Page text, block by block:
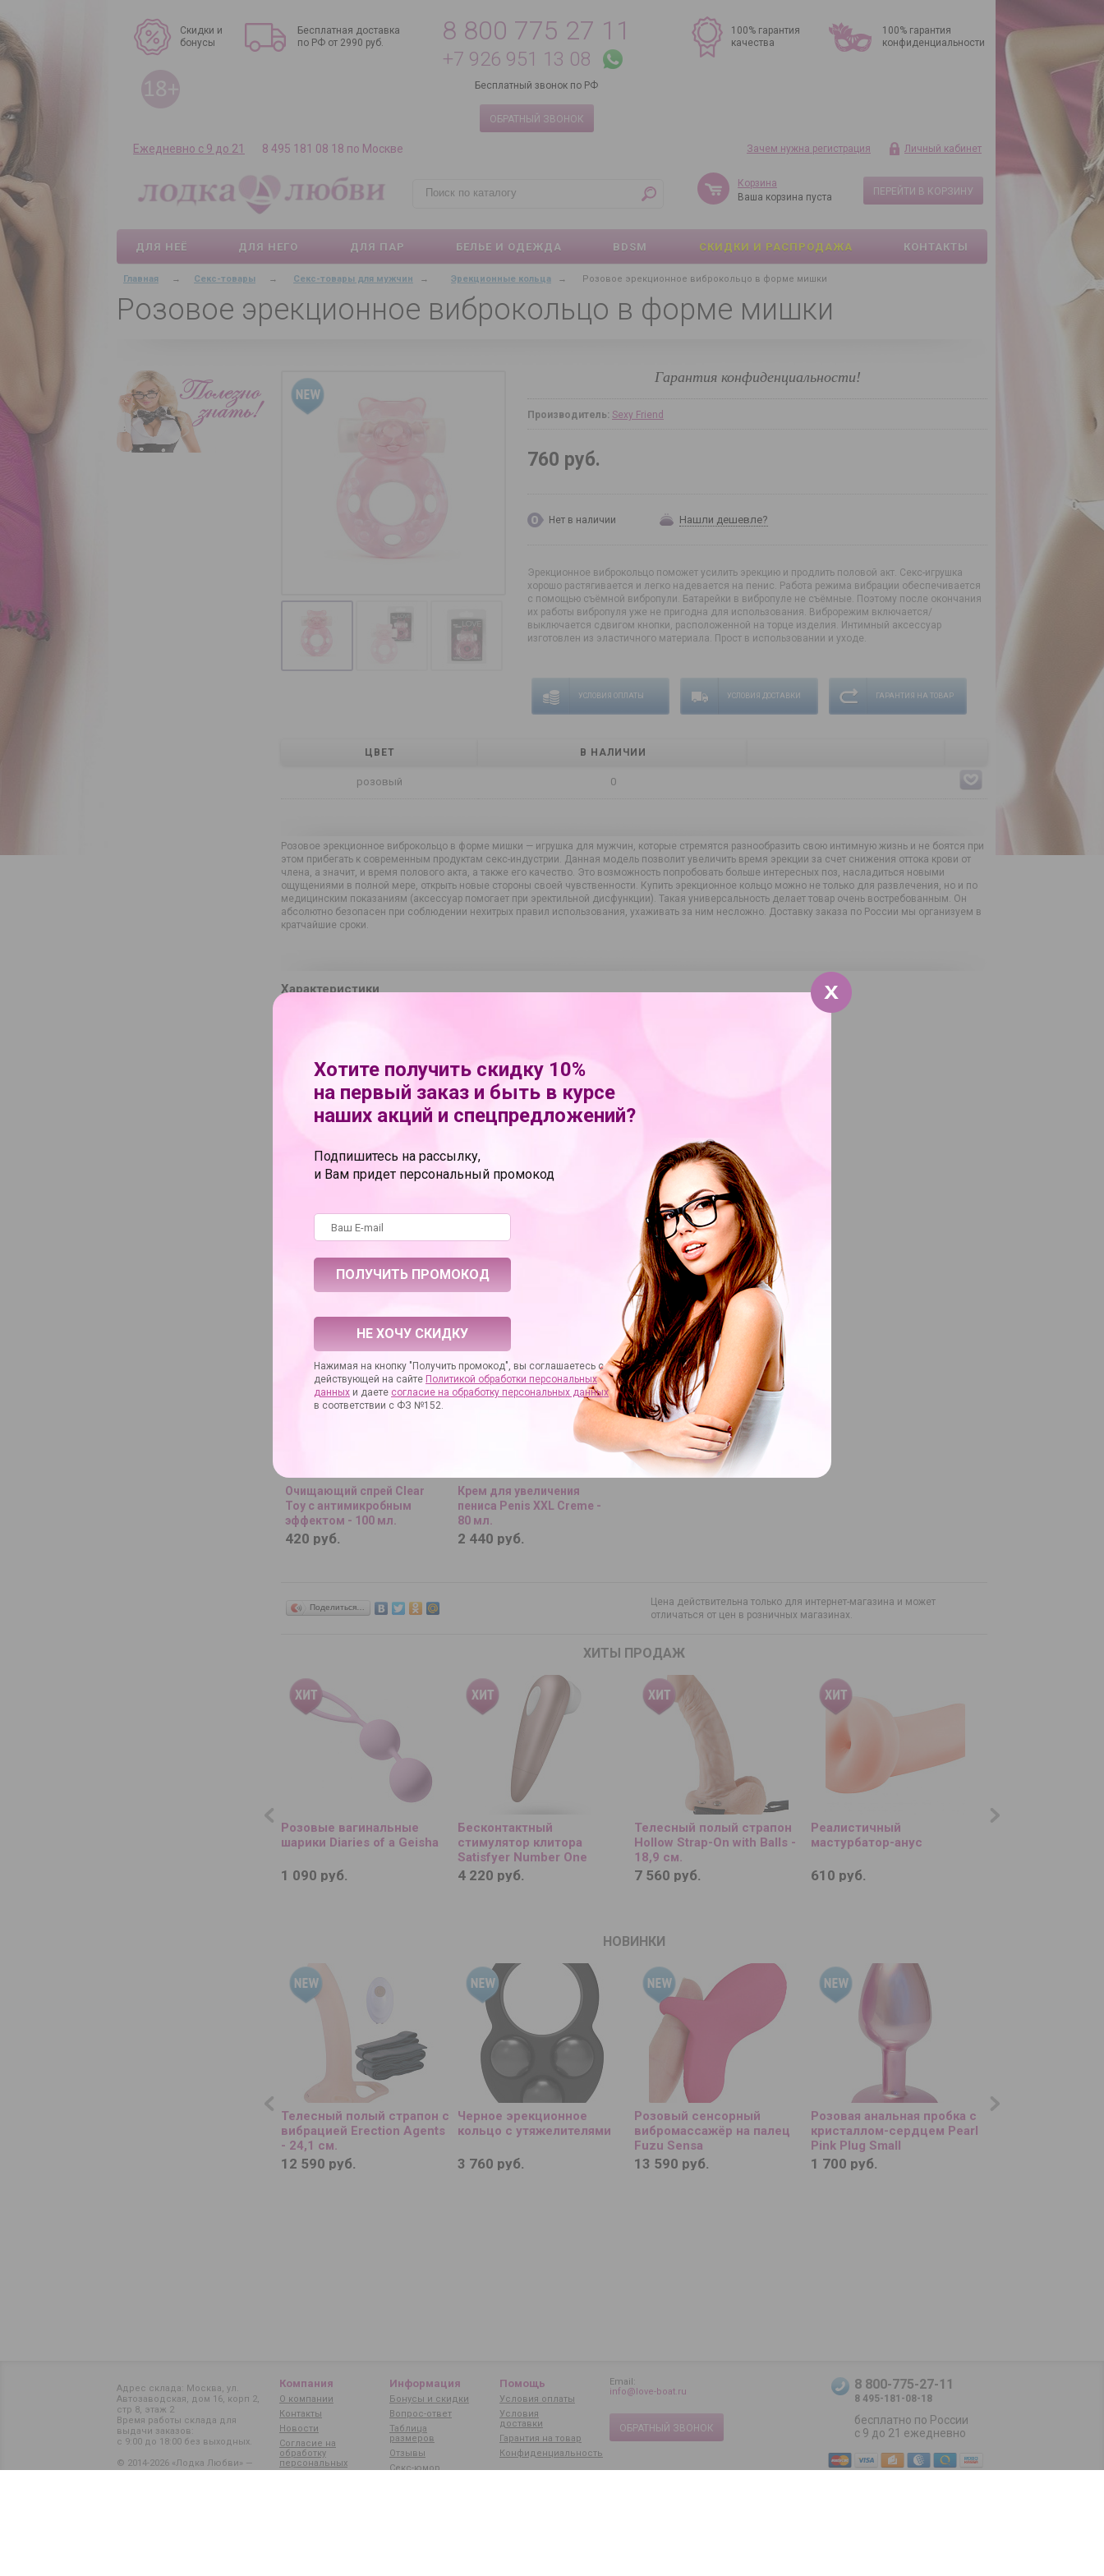
Скидки и
бонусы
Бесплатная доставка
по РФ от 2990 руб.
8 800 775 27 11
+7 926 951 13 08
Бесплатный звонок по РФ
ОБРАТНЫЙ ЗВОНОК
100% гарантия
качества
100% гарантия
конфиденциальности
Зачем нужна регистрация Личный кабинет
Ежедневно с 9 до 21 8 495 181 08 18 по Москве
Корзина
Ваша корзина пуста
ПЕРЕЙТИ В КОРЗИНУ
ДЛЯ НЕЁ ДЛЯ НЕГО ДЛЯ ПАР БЕЛЬЕ И ОДЕЖДА BDSM СКИДКИ И РАСПРОДАЖА КОНТАКТЫ
Главная → Секс-товары → Секс-товары для мужчин → Эрекционные кольца → Розовое эрекционное виброкольцо в форме мишки
Розовое эрекционное виброкольцо в форме мишки
Гарантия конфиденциальности!
Производитель: Sexy Friend
760 руб.
Нет в наличии Нашли дешевле?
Эрекционное виброкольцо поможет усилить эрекцию и продлить половой акт. Секс-игрушка
хорошо растягивается и легко надевается на пенис. Работа режима вибрации обеспечивается
с помощью съёмной вибропули. Батарейки в вибропуле не съёмные. Поэтому после окончания
их работы вибропуля уже не пригодна для использования. Виброрежим включается/
выключается сдвигом кнопки, расположенной на торце изделия. Интимный аксессуар
изготовлен из эластичного материала. Прост в использовании и уходе.
УСЛОВИЯ ОПЛАТЫ УСЛОВИЯ ДОСТАВКИ ГАРАНТИЯ НА ТОВАР
ЦВЕТ В НАЛИЧИИ
розовый 0
Розовое эрекционное виброкольцо в форме мишки — игрушка для мужчин, которые стремятся разнообразить свою интимную жизнь и не боятся при
этом прибегать к современным продуктам секс-индустрии. Данная модель позволит увеличить время эрекции за счет снижения оттока крови от
члена, а значит, и время полового акта, а также его качество. Это возможность попробовать больше интересных поз, насладиться новыми
ощущениями в полной мере, открыть новые стороны своей чувственности. Купить эрекционное кольцо можно не только для развлечения, но и по
медицинским показаниям (аксессуар помогает при эректильной дисфункции). Такая универсальность делает товар очень востребованным. Он
абсолютно безопасен при соблюдении нехитрых правил использования, ухаживать за ним несложно. Доставку заказа по России мы организуем в
кратчайшие сроки.
Характеристики
термопластичная резина (TPR)
есть в комплекте
Упаковка
блистер
Диаметр в сантиметрах
Основное назначение
Дополнительное назначение
стимуляция клитора
Вибрация
ОТЗЫВЫ
Очищающий спрей Clear
Toy с антимикробным
эффектом - 100 мл.
420 руб.
Крем для увеличения
пениса Penis XXL Creme -
80 мл.
2 440 руб.
Поделиться…
Цена действительна только для интернет-магазина и может
отличаться от цен в розничных магазинах.
ХИТЫ ПРОДАЖ
Розовые вагинальные
шарики Diaries of a Geisha
1 090 руб.
Бесконтактный
стимулятор клитора
Satisfyer Number One
4 220 руб.
Телесный полый страпон
Hollow Strap-On with Balls -
18,9 см.
7 560 руб.
Реалистичный
мастурбатор-анус
610 руб.
Чёрное
НОВИНКИ
Телесный полый страпон с
вибрацией Erection Agents
- 24,1 см.
12 590 руб.
Черное эрекционное
кольцо с утяжелителями
3 760 руб.
Розовый сенсорный
вибромассажёр на палец
Fuzu Sensa
13 590 руб.
Розовая анальная пробка с
кристаллом-сердцем Pearl
Pink Plug Small
1 700 руб.
Цветное
Адрес склада: Москва, ул.
Автозаводская, дом 16, корп 2,
стр 8, этаж 2
Время работы склада для
выдачи заказов:
с 9:00 до 18:00 без выходных.
© 2014-2026 «Лодка Любви» —
магазин интимных товаров
Компания
О компании
Контакты
Новости
Согласие на
обработку
персональных
данных
Информация
Бонусы и скидки
Вопрос-ответ
Таблица
размеров
Отзывы
Секс-юмор
Помощь
Условия оплаты
Условия
доставки
Гарантия на товар
Конфиденциальность
Email:
info@love-boat.ru
ОБРАТНЫЙ ЗВОНОК
8 800-775-27-11
8 495-181-08-18
бесплатно по России
с 9 до 21 ежедневно
Хотите получить скидку 10%
на первый заказ и быть в курсе
наших акций и спецпредложений?
Подпишитесь на рассылку,
и Вам придет персональный промокод
НЕ ХОЧУ СКИДКУ
Нажимая на кнопку "Получить промокод", вы соглашаетесь с
действующей на сайте Политикой обработки персональных
данных и даете согласие на обработку персональных данных
в соответствии с ФЗ №152.